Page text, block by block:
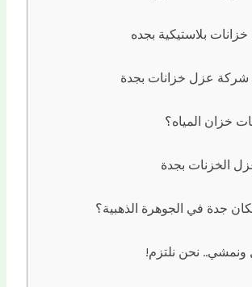
بلاستيكية بجده
عزل خزانات بجدة
خزان المياه؟
الخزنات بجدة
جدة في الجوهرة الذهبية؟
ونمشي.. نحن نلتزم!